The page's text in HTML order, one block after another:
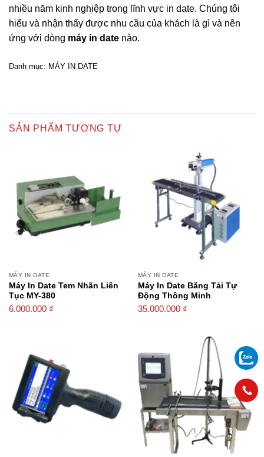
nhiều năm kinh nghiệp trong lĩnh vực in date. Chúng tôi
hiểu và nhận thấy được nhu cầu của khách là gì và nên
ứng với dòng máy in date nào.
Danh mục: MÁY IN DATE
SẢN PHẨM TƯƠNG TỰ
MÁY IN DATE
Máy In Date Tem Nhãn Liên
Tục MY-380
6.000.000 ₫
MÁY IN DATE
Máy In Date Băng Tải Tự
Động Thông Minh
35.000.000 ₫